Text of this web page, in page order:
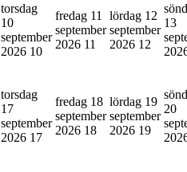
torsdag
10
september
2026 10
fredag 11
september
2026 11
lördag 12
september
2026 12
13
torsdag
17
september
2026 17
fredag 18
september
2026 18
lördag 19
september
2026 19
20